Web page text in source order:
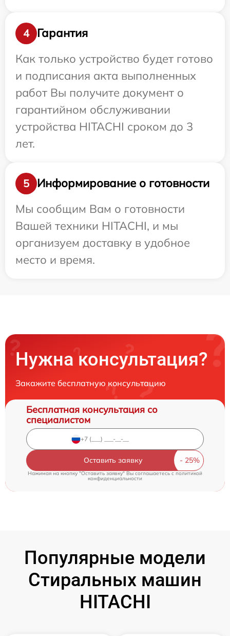
4
Гарантия
Как только устройство будет готово
и подписания акта выполненных
работ Вы получите документ о
гарантийном обслуживании
устройства HITACHI сроком до 3
лет.
5
Информирование о готовности
Мы сообщим Вам о готовности
Вашей техники HITACHI, и мы
организуем доставку в удобное
место и время.
Нужна консультация?
Закажите бесплатную консультацию
Бесплатная консультация со
специалистом
Оставить заявку
Нажимая на кнопку "Оставить заявку" Вы соглашаетесь cполитикой
конфиденциальности
Популярные модели
Стиральных машин
HITACHI